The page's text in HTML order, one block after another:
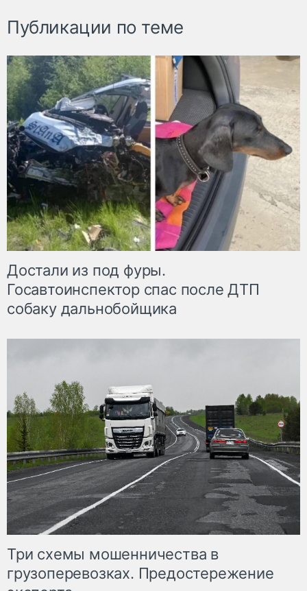
Публикации по теме
Достали из под фуры.
Госавтоинспектор спас после ДТП
собаку дальнобойщика
Три схемы мошенничества в
грузоперевозках. Предостережение